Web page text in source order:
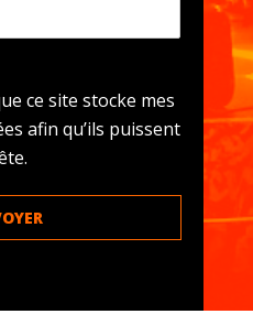
ce site stocke mes
afin qu’ils puissent